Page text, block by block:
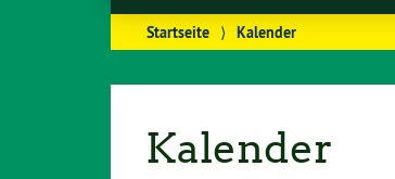
Startseite ⟩ Kalender
Kalender